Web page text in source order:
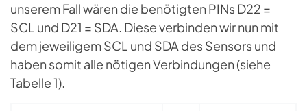
unserem Fall wären die benötigten PINs D22 =
SCL und D21 = SDA. Diese verbinden wir nun mit
dem jeweiligem SCL und SDA des Sensors und
haben somit alle nötigen Verbindungen (siehe
Tabelle 1).